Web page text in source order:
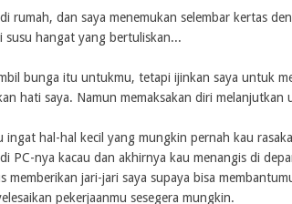
rumah, dan saya menemukan selembar kertas
susu hangat yang bertuliskan...
bunga itu untukmu, tetapi ijinkan saya untuk
hati saya. Namun memaksakan diri melanjutkan
ingat hal-hal kecil yang mungkin pernah kau
PC-nya kacau dan akhirnya kau menangis di
memberikan jari-jari saya supaya bisa
pekerjaanmu sesegera mungkin.